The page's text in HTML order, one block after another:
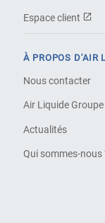
Espace client
À PROPOS D'AIR
Nous contacter
Air Liquide Groupe
Actualités
Qui sommes-nous